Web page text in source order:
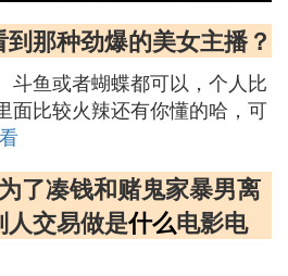
那种劲爆的美女主播？
斗鱼或者蝴蝶都可以，个人比
面比较火辣还有你懂的哈，可
了凑钱和赌鬼家暴男离
交易做是什么电影电